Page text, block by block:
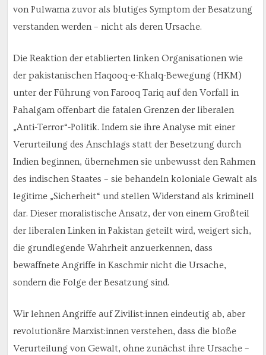
von Pulwama zuvor als blutiges Symptom der Besatzung
verstanden werden – nicht als deren Ursache.
Die Reaktion der etablierten linken Organisationen wie
der pakistanischen Haqooq-e-Khalq-Bewegung (HKM)
unter der Führung von Farooq Tariq auf den Vorfall in
Pahalgam offenbart die fatalen Grenzen der liberalen
„Anti-Terror“-Politik. Indem sie ihre Analyse mit einer
Verurteilung des Anschlags statt der Besetzung durch
Indien beginnen, übernehmen sie unbewusst den Rahmen
des indischen Staates – sie behandeln koloniale Gewalt als
legitime „Sicherheit“ und stellen Widerstand als kriminell
dar. Dieser moralistische Ansatz, der von einem Großteil
der liberalen Linken in Pakistan geteilt wird, weigert sich,
die grundlegende Wahrheit anzuerkennen, dass
bewaffnete Angriffe in Kaschmir nicht die Ursache,
sondern die Folge der Besatzung sind.
Wir lehnen Angriffe auf Zivilist:innen eindeutig ab, aber
revolutionäre Marxist:innen verstehen, dass die bloße
Verurteilung von Gewalt, ohne zunächst ihre Ursache –